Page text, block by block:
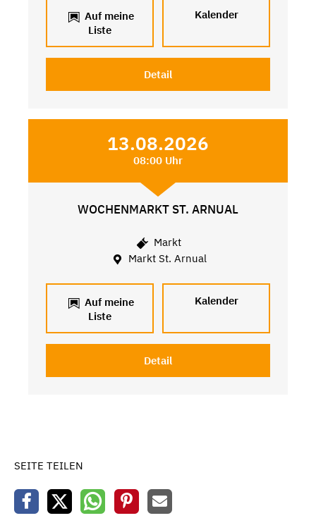
Auf meine
Liste
Kalender
Detail
13.08.2026
08:00 Uhr
WOCHENMARKT ST. ARNUAL
Markt
Markt St. Arnual
Auf meine
Liste
Kalender
Detail
SEITE TEILEN